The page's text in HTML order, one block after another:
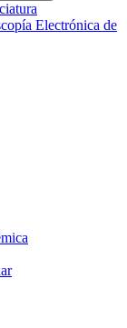
Electrónica de